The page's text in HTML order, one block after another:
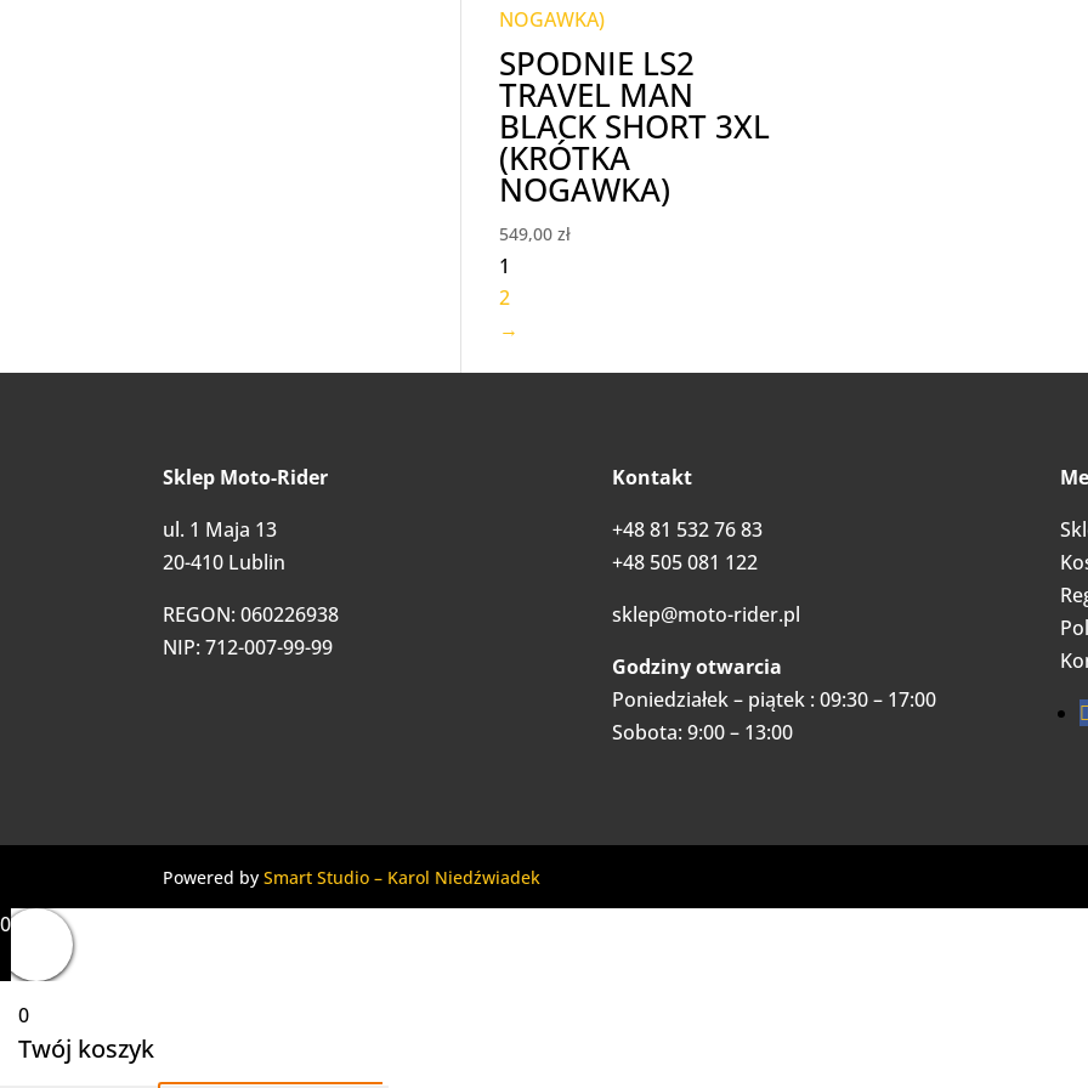
SPODNIE LS2
TRAVEL MAN
BLACK SHORT 3XL
(KRÓTKA
NOGAWKA)
549,00zł
1
2
→
Sklep Moto-Rider
ul. 1 Maja 13
20-410 Lublin
REGON: 060226938
NIP: 712-007-99-99
Kontakt
+48 81 532 76 83
+48 505 081 122
sklep@moto-rider.pl
Godziny otwarcia
Poniedziałek – piątek : 09:30 – 17:00
Sobota: 9:00 – 13:00
Powered bySmart Studio – Karol Niedźwiadek
0
0
Twój koszyk